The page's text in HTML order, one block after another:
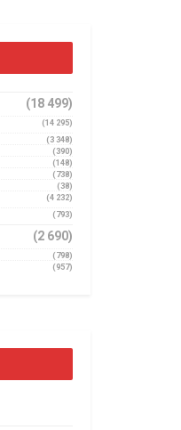
(18 499)
(14 295)
(3 348)
(390)
(148)
(738)
(38)
(4 232)
(793)
(2 690)
(798)
(957)